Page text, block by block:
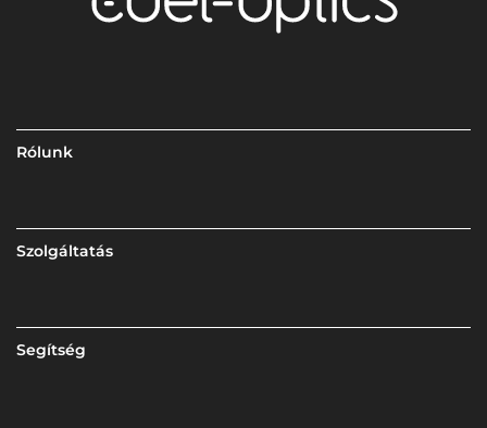
Rólunk
Szolgáltatás
Segítség